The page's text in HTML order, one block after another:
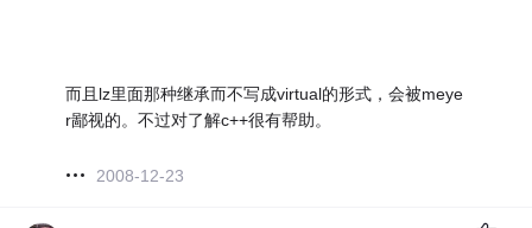
而且lz里面那种继承而不写成virtual的形式，会被meye
r鄙视的。不过对了解c++很有帮助。
2008-12-23